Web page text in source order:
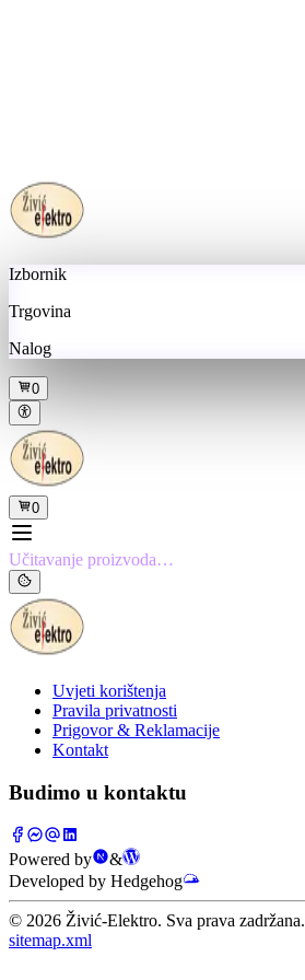
Izbornik
Trgovina
Nalog
0
0
Učitavanje proizvoda…
Uvjeti korištenja
Pravila privatnosti
Prigovor & Reklamacije
Kontakt
Budimo u kontaktu
Powered by
&
Developed by Hedgehog
© 2026 Živić-Elektro. Sva prava zadržana.
sitemap.xml